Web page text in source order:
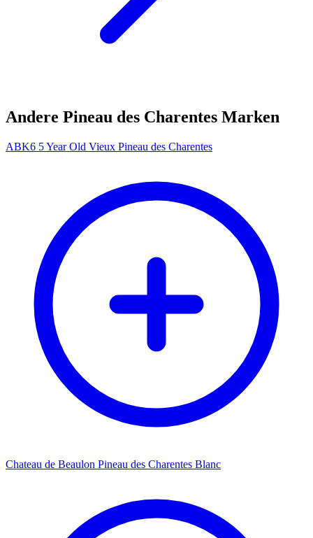
Andere Pineau des Charentes Marken
ABK6 5 Year Old Vieux Pineau des Charentes
Chateau de Beaulon Pineau des Charentes Blanc